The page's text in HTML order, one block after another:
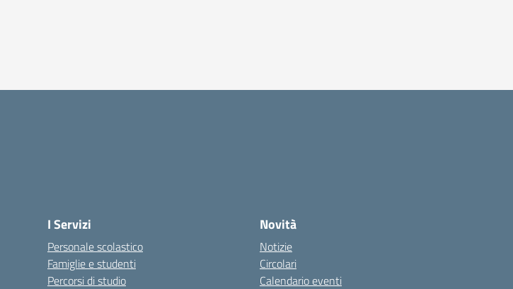
I Servizi
Personale scolastico
Famiglie e studenti
Percorsi di studio
Novità
Notizie
Circolari
Calendario eventi